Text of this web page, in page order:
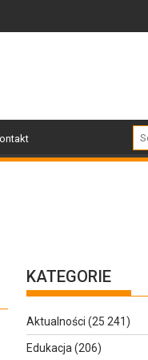
KATEGORIE
Aktualności (25 241)
Edukacja (206)